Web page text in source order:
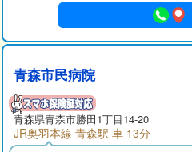
青森市民病院
青森県青森市勝田1丁目14-20
JR奥羽本線 青森駅 車 13分